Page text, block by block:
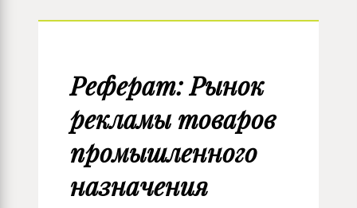
Реферат: Рынок
рекламы товаров
промышленного
назначения